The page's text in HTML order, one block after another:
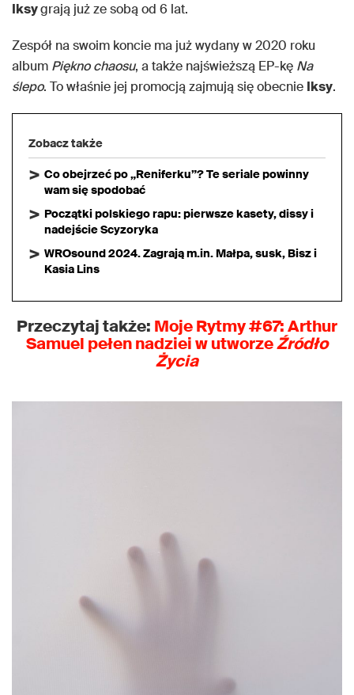
Iksygrają już ze sobą od 6 lat.
Zespół na swoim koncie ma już wydany w 2020 roku
album Piękno chaosu, a także najświeższą EP-kę Na
ślepo. To właśnie jej promocją zajmują się obecnie Iksy.
Zobacz także
Co obejrzeć po „Reniferku”? Te seriale powinny
wam się spodobać
Początki polskiego rapu: pierwsze kasety, dissy i
nadejście Scyzoryka
WROsound 2024. Zagrają m.in. Małpa, susk, Bisz i
Kasia Lins
Przeczytaj także: Moje Rytmy #67: Arthur
Samuel pełen nadziei w utworzeŹródło
Życia